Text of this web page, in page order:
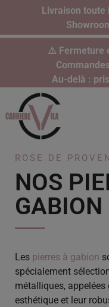
Livraison toute
⚠️ Fermeture
Au-delà :
ROSE DE
NOS
GABION
Les pierres à gabion
spécialement
métalliques,
esthétique et leur